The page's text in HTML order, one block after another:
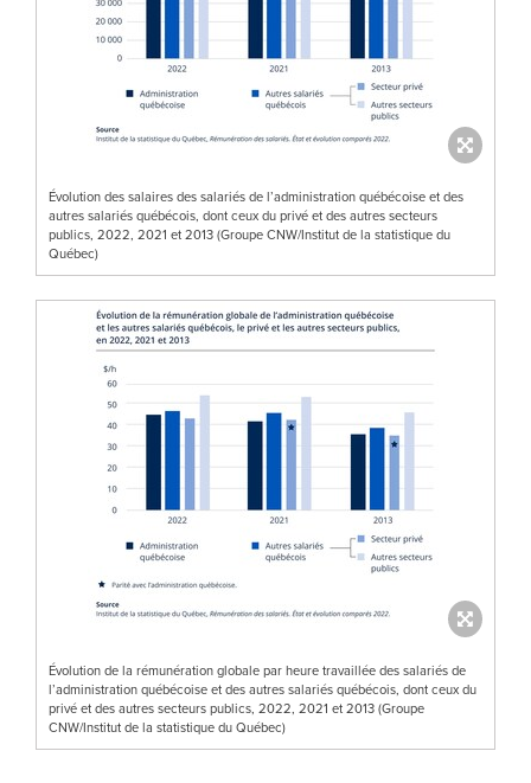
Évolution des salaires des salariés de l’administration québécoise et des
autres salariés québécois, dont ceux du privé et des autres secteurs
publics, 2022, 2021 et 2013 (Groupe CNW/Institut de la statistique du
Québec)
Évolution de la rémunération globale par heure travaillée des salariés de
l’administration québécoise et des autres salariés québécois, dont ceux du
privé et des autres secteurs publics, 2022, 2021 et 2013 (Groupe
CNW/Institut de la statistique du Québec)